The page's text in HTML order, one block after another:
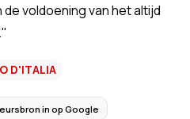
voldoening van het altijd
D'ITALIA
in op Google